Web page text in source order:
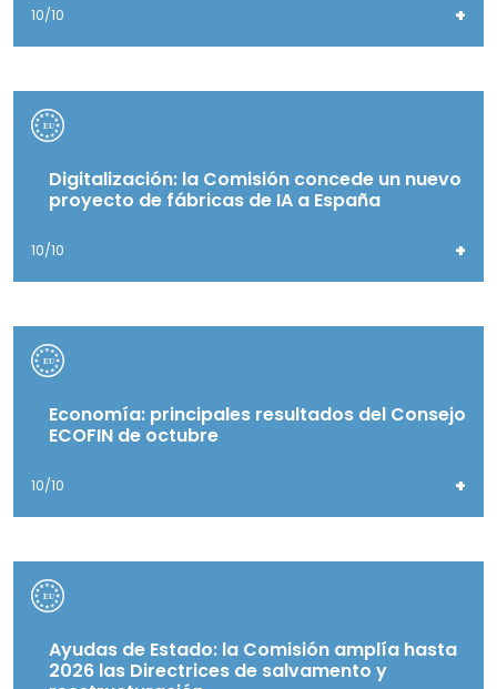
10/10 +
Digitalización: la Comisión concede un nuevo
proyecto de fábricas de IA a España
10/10 +
Economía: principales resultados del Consejo
ECOFIN de octubre
10/10 +
Ayudas de Estado: la Comisión amplía hasta
2026 las Directrices de salvamento y